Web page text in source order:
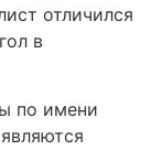
отличился
в
по имени